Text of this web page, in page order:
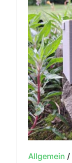
Allgemein /